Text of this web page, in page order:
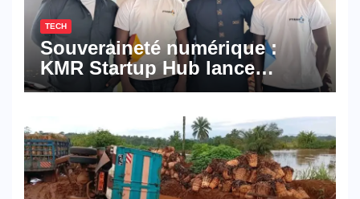
TECH
Souveraineté numérique :
KMR Startup Hub lance
Pyramid Browser et Pyramid
numériques made in
Cameroon